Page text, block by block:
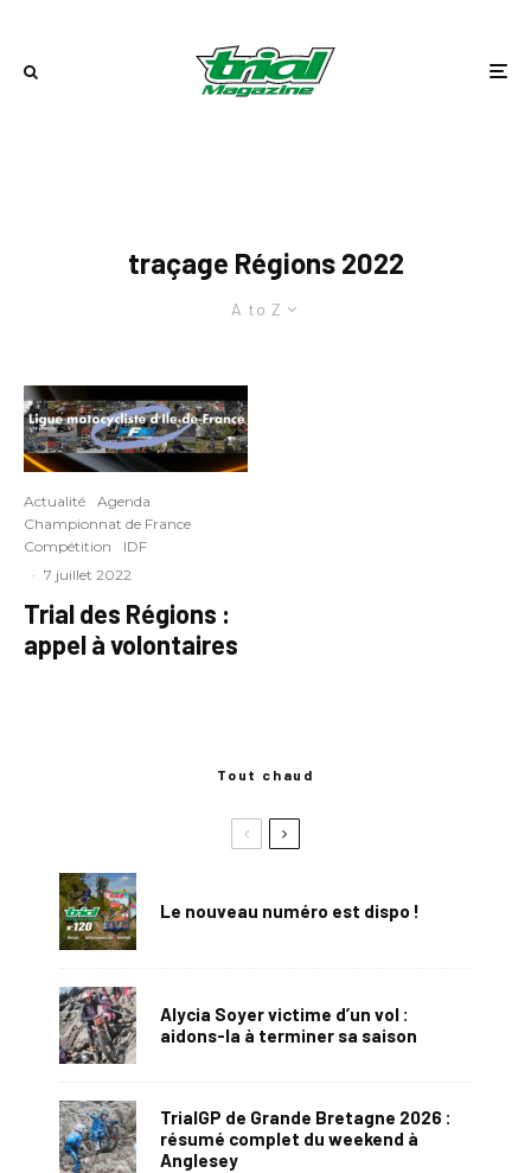
traçage Régions 2022
A to Z
Actualité
Agenda
Championnat de France
Compétition
IDF
· 7 juillet 2022
Trial des Régions :
appel à volontaires
Tout chaud
Le nouveau numéro est dispo !
Alycia Soyer victime d’un vol :
aidons-la à terminer sa saison
TrialGP de Grande Bretagne 2026 :
résumé complet du weekend à
Anglesey